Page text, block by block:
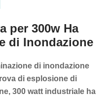
per 300w Ha
di Inondazione
di inondazione
di esplosione di
300 watt industriale ha